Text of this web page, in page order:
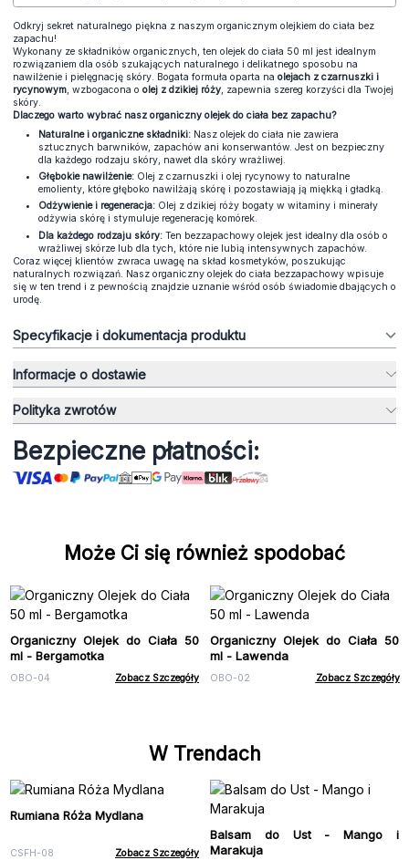
Odkryj sekret naturalnego piękna z naszym organicznym olejkiem do ciała bez
zapachu!
Wykonany ze składników organicznych, ten olejek do ciała 50 ml jest idealnym
rozwiązaniem dla osób szukających naturalnego i delikatnego sposobu na
nawilżenie i pielęgnację skóry. Bogata formuła oparta na olejach z czarnuszki i
rycynowym, wzbogacona o olej z dzikiej róży, zapewnia szereg korzyści dla Twojej
skóry.
Dlaczego warto wybrać nasz organiczny olejek do ciała bez zapachu?
Naturalne i organiczne składniki: Nasz olejek do ciała nie zawiera
sztucznych barwników, zapachów ani konserwantów. Jest on bezpieczny
dla każdego rodzaju skóry, nawet dla skóry wrażliwej.
Głębokie nawilżenie: Olej z czarnuszki i olej rycynowy to naturalne
emolienty, które głęboko nawilżają skórę i pozostawiają ją miękką i gładką.
Odżywienie i regeneracja: Olej z dzikiej róży bogaty w witaminy i minerały
odżywia skórę i stymuluje regenerację komórek.
Dla każdego rodzaju skóry: Ten bezzapachowy olejek jest idealny dla osób o
wrażliwej skórze lub dla tych, które nie lubią intensywnych zapachów.
Coraz więcej klientów zwraca uwagę na skład kosmetyków, poszukując
naturalnych rozwiązań. Nasz organiczny olejek do ciała bezzapachowy wpisuje
się w ten trend i z pewnością znajdzie uznanie wśród osób świadomie dbających o
urodę.
Specyfikacje i dokumentacja produktu
Informacje o dostawie
Polityka zwrotów
Bezpieczne płatności:
Może Ci się również spodobać
Organiczny Olejek do Ciała 50
ml - Bergamotka
OBO-04 Zobacz Szczegóły
Organiczny Olejek do Ciała 50
ml - Lawenda
OBO-02 Zobacz Szczegóły
W Trendach
Rumiana Róża Mydlana
CSFH-08 Zobacz Szczegóły
Balsam do Ust - Mango i
Marakuja